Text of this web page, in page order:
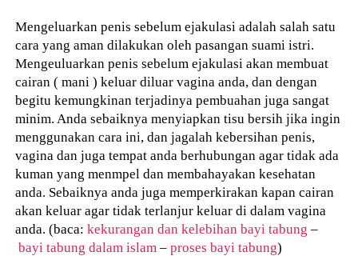
Mengeluarkan penis sebelum ejakulasi adalah salah satu
cara yang aman dilakukan oleh pasangan suami istri.
Mengeuluarkan penis sebelum ejakulasi akan membuat
cairan ( mani ) keluar diluar vagina anda, dan dengan
begitu kemungkinan terjadinya pembuahan juga sangat
minim. Anda sebaiknya menyiapkan tisu bersih jika ingin
menggunakan cara ini, dan jagalah kebersihan penis,
vagina dan juga tempat anda berhubungan agar tidak ada
kuman yang menmpel dan membahayakan kesehatan
anda. Sebaiknya anda juga memperkirakan kapan cairan
akan keluar agar tidak terlanjur keluar di dalam vagina
anda. (baca:kekurangan dan kelebihan bayi tabung –
bayi tabung dalam islam –proses bayi tabung)